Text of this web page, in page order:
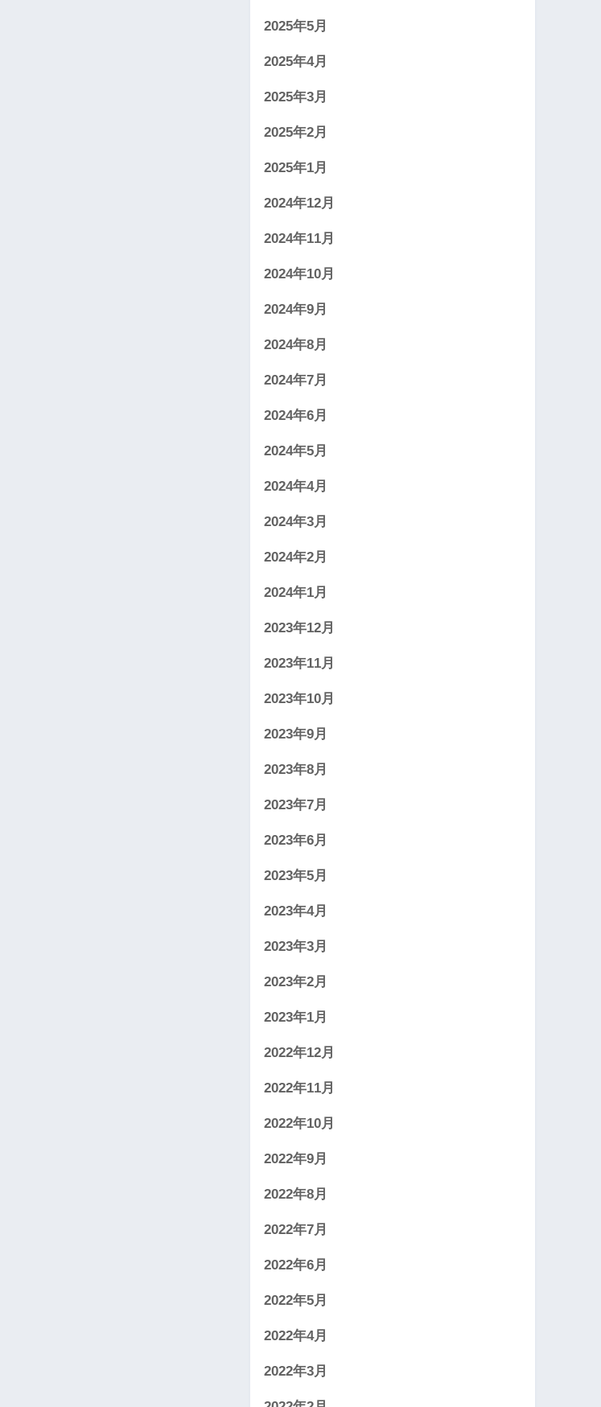
2025年5月
2025年4月
2025年3月
2025年2月
2025年1月
2024年12月
2024年11月
2024年10月
2024年9月
2024年8月
2024年7月
2024年6月
2024年5月
2024年4月
2024年3月
2024年2月
2024年1月
2023年12月
2023年11月
2023年10月
2023年9月
2023年8月
2023年7月
2023年6月
2023年5月
2023年4月
2023年3月
2023年2月
2023年1月
2022年12月
2022年11月
2022年10月
2022年9月
2022年8月
2022年7月
2022年6月
2022年5月
2022年4月
2022年3月